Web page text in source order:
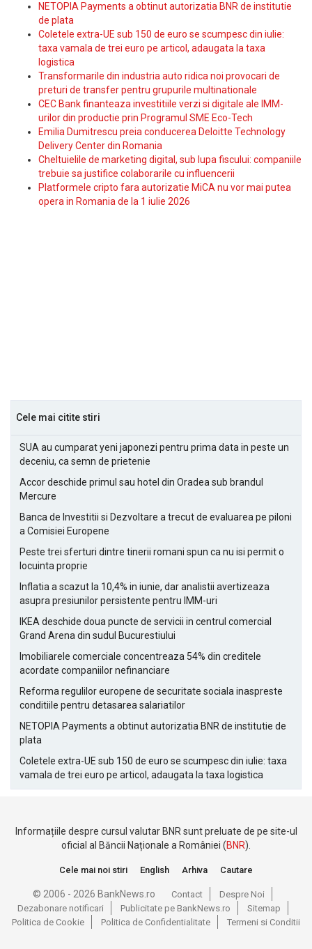
NETOPIA Payments a obtinut autorizatia BNR de institutie
de plata
Coletele extra-UE sub 150 de euro se scumpesc din iulie:
taxa vamala de trei euro pe articol, adaugata la taxa
logistica
Transformarile din industria auto ridica noi provocari de
preturi de transfer pentru grupurile multinationale
CEC Bank finanteaza investitiile verzi si digitale ale IMM-
urilor din productie prin Programul SME Eco-Tech
Emilia Dumitrescu preia conducerea Deloitte Technology
Delivery Center din Romania
Cheltuielile de marketing digital, sub lupa fiscului: companiile
trebuie sa justifice colaborarile cu influencerii
Platformele cripto fara autorizatie MiCA nu vor mai putea
opera in Romania de la 1 iulie 2026
Cele mai citite stiri
SUA au cumparat yeni japonezi pentru prima data in peste un
deceniu, ca semn de prietenie
Accor deschide primul sau hotel din Oradea sub brandul
Mercure
Banca de Investitii si Dezvoltare a trecut de evaluarea pe piloni
a Comisiei Europene
Peste trei sferturi dintre tinerii romani spun ca nu isi permit o
locuinta proprie
Inflatia a scazut la 10,4% in iunie, dar analistii avertizeaza
asupra presiunilor persistente pentru IMM-uri
IKEA deschide doua puncte de servicii in centrul comercial
Grand Arena din sudul Bucurestiului
Imobiliarele comerciale concentreaza 54% din creditele
acordate companiilor nefinanciare
Reforma regulilor europene de securitate sociala inaspreste
conditiile pentru detasarea salariatilor
NETOPIA Payments a obtinut autorizatia BNR de institutie de
plata
Coletele extra-UE sub 150 de euro se scumpesc din iulie: taxa
vamala de trei euro pe articol, adaugata la taxa logistica
Informațiile despre cursul valutar BNR sunt preluate de pe site-ul
oficial al Băncii Naționale a României (BNR).
Cele mai noi stiri English Arhiva Cautare
© 2006 - 2026 BankNews.ro Contact
Despre Noi
Dezabonare notificari
Publicitate pe BankNews.ro
Sitemap
Politica de Cookie
Politica de Confidentialitate Termeni si Conditii